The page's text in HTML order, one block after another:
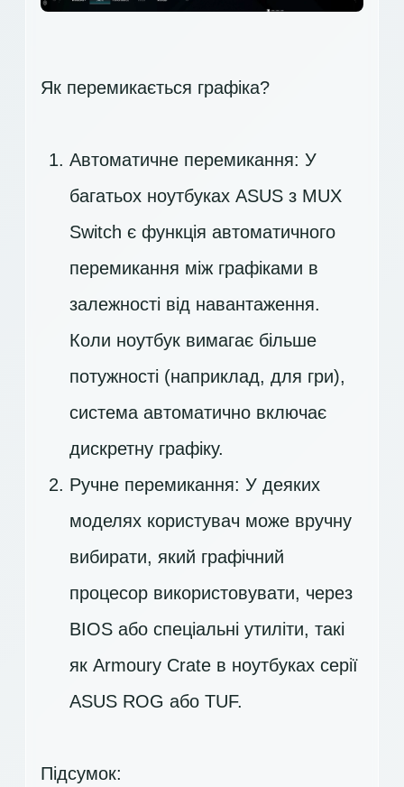
Як перемикається графіка?
Автоматичне перемикання: У
багатьох ноутбуках ASUS з MUX
Switch є функція автоматичного
перемикання між графіками в
залежності від навантаження.
Коли ноутбук вимагає більше
потужності (наприклад, для гри),
система автоматично включає
дискретну графіку.
Ручне перемикання: У деяких
моделях користувач може вручну
вибирати, який графічний
процесор використовувати, через
BIOS або спеціальні утиліти, такі
як Armoury Crate в ноутбуках серії
ASUS ROG або TUF.
Підсумок: